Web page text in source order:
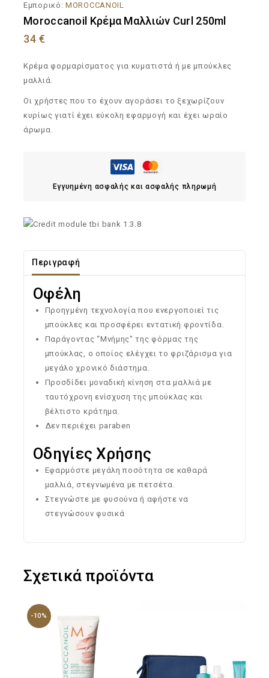
Εμπορικό: MOROCCANOIL
Moroccanoil Κρέμα Μαλλιών Curl 250ml
34€
Κρέμα φορμαρίσματος για κυματιστά ή με μπούκλες
μαλλιά.
Οι χρήστες που το έχουν αγοράσει το ξεχωρίζουν
κυρίως γιατί έχει εύκολη εφαρμογή και έχει ωραίο
άρωμα.
Εγγυημένη ασφαλής και ασφαλής πληρωμή
Περιγραφή
Οφέλη
Προηγμένη τεχνολογία που ενεργοποιεί τις
μπούκλες και προσφέρει εντατική φροντίδα.
Παράγοντας “Μνήμης” της φόρμας της
μπούκλας, ο οποίος ελέγχει το φριζάρισμα για
μεγάλο χρονικό διάστημα.
Προσδίδει μοναδική κίνηση στα μαλλιά με
ταυτόχρονη ενίσχυση της μπούκλας και
βέλτιστο κράτημα.
Δεν περιέχει paraben
Οδηγίες Χρήσης
Εφαρμόστε μεγάλη ποσότητα σε καθαρά
μαλλιά, στεγνωμένα με πετσέτα.
Στεγνώστε με φυσούνα ή αφήστε να
στεγνώσουν φυσικά
Σχετικά προϊόντα
-10%